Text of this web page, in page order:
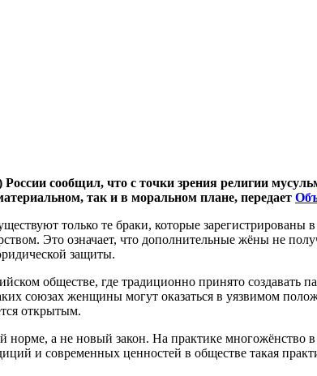
сообщил, что с точки зрения религии
так и в моральном плане, передает
только те браки, которые
Это означает, что дополнительные жёны не
защиты.
обществе, где традиционно принято
союзах женщины могут оказаться в уязвимом
открытым.
а не новый закон. На практике многожёнство
и современных ценностей в обществе такая